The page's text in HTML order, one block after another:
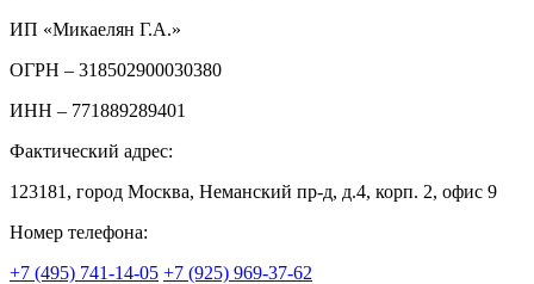
ИП «Микаелян Г.А.»
ОГРН – 318502900030380
ИНН – 771889289401
Фактический адрес:
123181, город Москва, Неманский пр-д, д.4, корп. 2, офис 9
Номер телефона:
+7 (495) 741-14-05 +7 (925) 969-37-62